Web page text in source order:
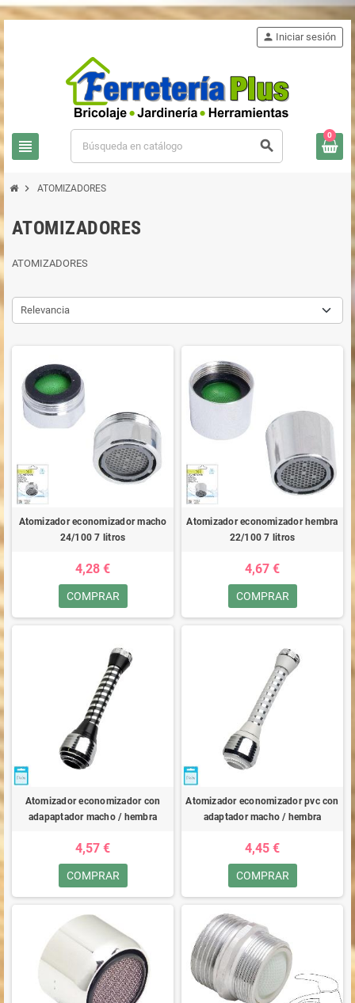
view_headline search
person Iniciar sesión
0
chevron_right ATOMIZADORES
ATOMIZADORES
ATOMIZADORES
Relevancia
Atomizador economizador macho
24/100 7 litros
4,28 €
COMPRAR
Atomizador economizador hembra
22/100 7 litros
4,67 €
COMPRAR
Atomizador economizador con
adapaptador macho / hembra
4,57 €
COMPRAR
Atomizador economizador pvc con
adaptador macho / hembra
4,45 €
COMPRAR